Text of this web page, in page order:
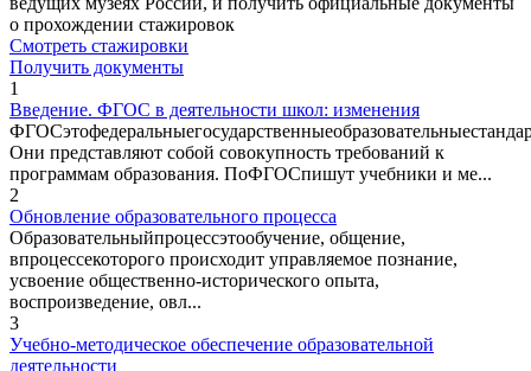
о прохождении стажировок
Смотреть стажировки
Получить документы
1
Введение. ФГОС в деятельности школ: изменения
Они представляют собой совокупность требований к
программам образования. ПоФГОСпишут учебники и ме...
2
Обновление образовательного процесса
Образовательныйпроцессэтообучение, общение,
впроцессекоторого происходит управляемое познание,
усвоение общественно-исторического опыта,
воспроизведение, овл...
3
Учебно-методическое обеспечение образовательной
деятельности